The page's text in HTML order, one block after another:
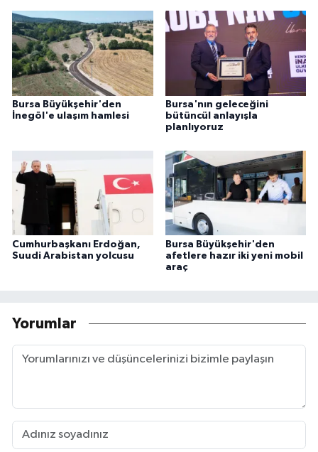
Bursa Büyükşehir'den
İnegöl'e ulaşım hamlesi
Bursa'nın geleceğini
bütüncül anlayışla
planlıyoruz
Cumhurbaşkanı Erdoğan,
Suudi Arabistan yolcusu
Bursa Büyükşehir'den
afetlere hazır iki yeni mobil
araç
Yorumlar